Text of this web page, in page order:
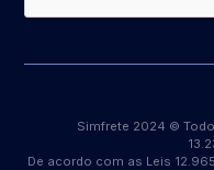
Simfrete 2024 ©
De acordo com as Leis